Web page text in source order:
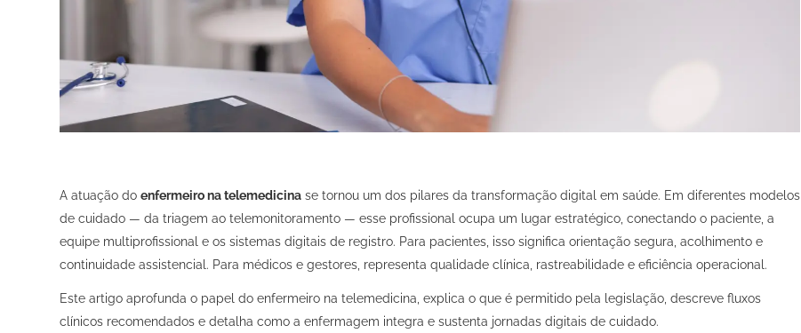
A atuação do enfermeiro na telemedicina se tornou um dos pilares da transformação digital em saúde. Em diferentes modelos
de cuidado — da triagem ao telemonitoramento — esse profissional ocupa um lugar estratégico, conectando o paciente, a
equipe multiprofissional e os sistemas digitais de registro. Para pacientes, isso significa orientação segura, acolhimento e
continuidade assistencial. Para médicos e gestores, representa qualidade clínica, rastreabilidade e eficiência operacional.
Este artigo aprofunda o papel do enfermeiro na telemedicina, explica o que é permitido pela legislação, descreve fluxos
clínicos recomendados e detalha como a enfermagem integra e sustenta jornadas digitais de cuidado.